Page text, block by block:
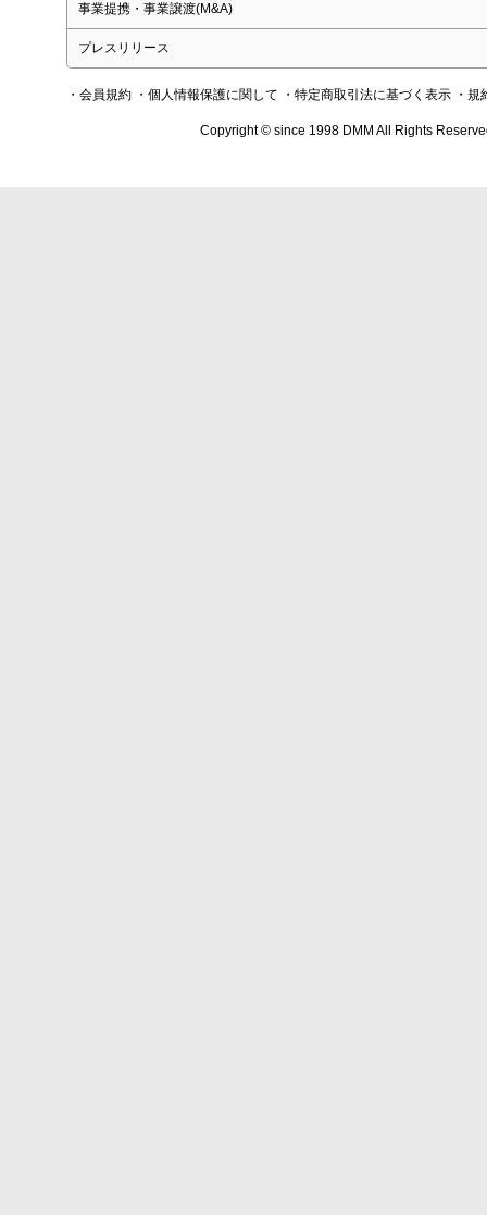
事業提携・事業譲渡(M&A)
プレスリリース
・会員規約 ・個人情報保護に関して ・特定商取引法に基づく表示 ・規
Copyright © since 1998 DMM All Rights